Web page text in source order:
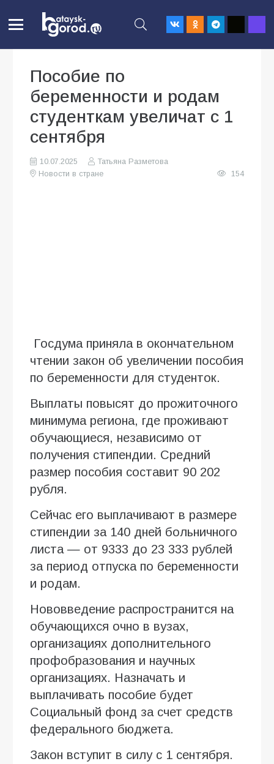
Пособие по
беременности и родам
студенткам увеличат с 1
сентября
10.07.2025
Татьяна Разметова
Новости в стране
154
Госдума приняла в окончательном
чтении закон об увеличении пособия
по беременности для студенток.
Выплаты повысят до прожиточного
минимума региона, где проживают
обучающиеся, независимо от
получения стипендии. Средний
размер пособия составит 90 202
рубля.
Сейчас его выплачивают в размере
стипендии за 140 дней больничного
листа — от 9333 до 23 333 рублей
за период отпуска по беременности
и родам.
Нововведение распространится на
обучающихся очно в вузах,
организациях дополнительного
профобразования и научных
организациях. Назначать и
выплачивать пособие будет
Социальный фонд за счет средств
федерального бюджета.
Закон вступит в силу с 1 сентября.